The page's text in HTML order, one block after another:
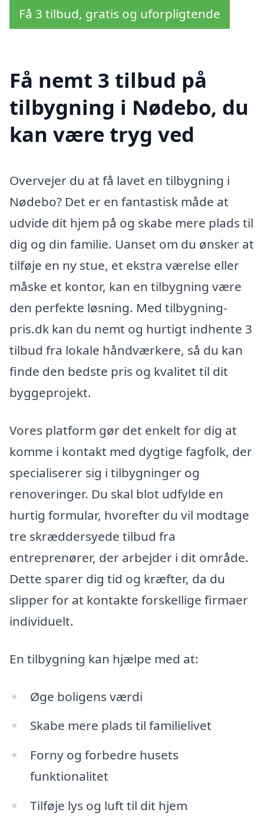
Få 3 tilbud, gratis og uforpligtende
Få nemt 3 tilbud på
tilbygning i Nødebo, du
kan være tryg ved
Overvejer du at få lavet en tilbygning i
Nødebo? Det er en fantastisk måde at
udvide dit hjem på og skabe mere plads til
dig og din familie. Uanset om du ønsker at
tilføje en ny stue, et ekstra værelse eller
måske et kontor, kan en tilbygning være
den perfekte løsning. Med tilbygning-
pris.dk kan du nemt og hurtigt indhente 3
tilbud fra lokale håndværkere, så du kan
finde den bedste pris og kvalitet til dit
byggeprojekt.
Vores platform gør det enkelt for dig at
komme i kontakt med dygtige fagfolk, der
specialiserer sig i tilbygninger og
renoveringer. Du skal blot udfylde en
hurtig formular, hvorefter du vil modtage
tre skræddersyede tilbud fra
entreprenører, der arbejder i dit område.
Dette sparer dig tid og kræfter, da du
slipper for at kontakte forskellige firmaer
individuelt.
En tilbygning kan hjælpe med at:
Øge boligens værdi
Skabe mere plads til familielivet
Forny og forbedre husets
funktionalitet
Tilføje lys og luft til dit hjem